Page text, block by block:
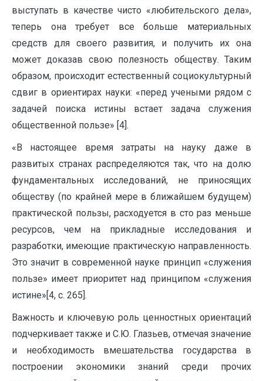
выступать в качестве чисто «любительского дела»,
теперь она требует все больше материальных
средств для своего развития, и получить их она
может доказав свою полезность обществу. Таким
образом, происходит естественный социокультурный
сдвиг в ориентирах науки: «перед учеными рядом с
задачей поиска истины встает задача служения
общественной пользе» [4].
«В настоящее время затраты на науку даже в
развитых странах распределяются так, что на долю
фундаментальных исследований, не приносящих
обществу (по крайней мере в ближайшем будущем)
практической пользы, расходуется в сто раз меньше
ресурсов, чем на прикладные исследования и
разработки, имеющие практическую направленность.
Это значит в современной науке принцип «служения
пользе» имеет приоритет над принципом «служения
истине»[4, с. 265].
Важность и ключевую роль ценностных ориентаций
подчеркивает также и С.Ю. Глазьев, отмечая значение
и необходимость вмешательства государства в
построении экономики знаний среди прочих